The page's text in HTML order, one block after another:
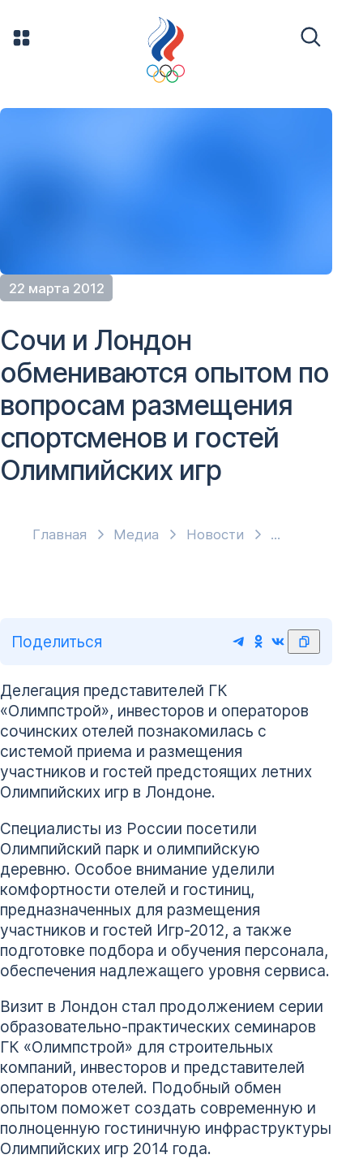
22 марта 2012
Главная Медиа Новости
Сочи и Лондон
обмениваются опытом по
вопросам размещения
спортсменов и гостей
Олимпийских игр
Поделиться
Делегация представителей ГК
«Олимпстрой», инвесторов и операторов
сочинских отелей познакомилась с
системой приема и размещения
участников и гостей предстоящих летних
Олимпийских игр в Лондоне.
Специалисты из России посетили
Олимпийский парк и олимпийскую
деревню. Особое внимание уделили
комфортности отелей и гостиниц,
предназначенных для размещения
участников и гостей Игр-2012, а также
подготовке подбора и обучения персонала,
обеспечения надлежащего уровня сервиса.
Визит в Лондон стал продолжением серии
образовательно-практических семинаров
ГК «Олимпстрой» для строительных
компаний, инвесторов и представителей
операторов отелей. Подобный обмен
опытом поможет создать современную и
полноценную гостиничную инфраструктуры
Олимпийских игр 2014 года.